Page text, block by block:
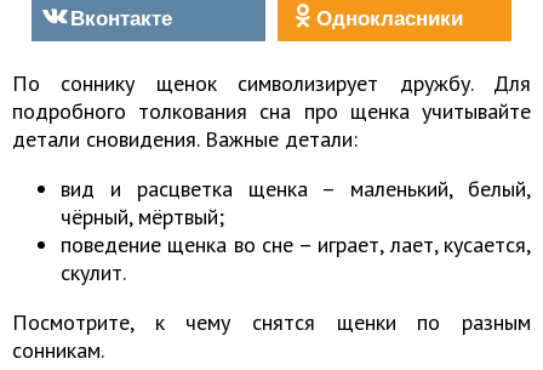
Вконтакте
Однокласники
По соннику щенок символизирует дружбу. Для
подробного толкования сна про щенка учитывайте
детали сновидения. Важные детали:
вид и расцветка щенка – маленький, белый,
чёрный, мёртвый;
поведение щенка во сне – играет, лает, кусается,
скулит.
Посмотрите, к чему снятся щенки по разным
сонникам.